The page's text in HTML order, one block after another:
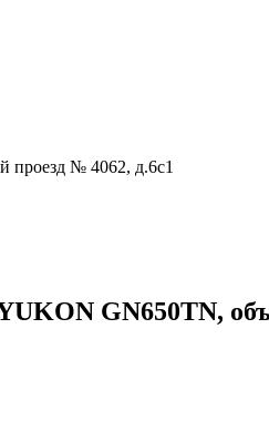
проезд № 4062, д.6с1
GN650TN,